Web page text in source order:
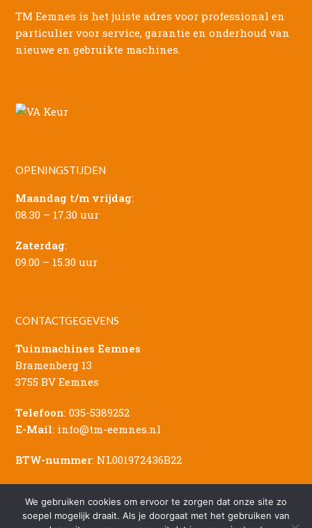
TM Eemnes is het juiste adres voor professional en
particulier voor service, garantie en onderhoud van
nieuwe en gebruikte machines.
OPENINGSTIJDEN
Maandag t/m vrijdag:
08.30 – 17.30 uur
Zaterdag:
09.00 – 15.30 uur
CONTACTGEGEVENS
Tuinmachines Eemnes
Bramenberg 13
3755 BV Eemnes
Telefoon:035-5389252
E-Mail: info@tm-eemnes.nl
BTW-nummer: NL001972436B22
We gebruiken cookies om ervoor te zorgen dat onze site zo
soepel mogelijk draait. Als je doorgaat met het gebruiken van